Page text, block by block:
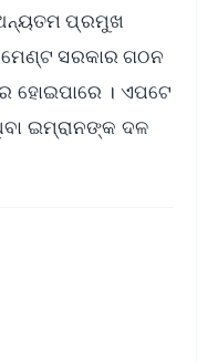
ଅନ୍ୟତମ ପ୍ରମୁଖ
ମେଣ୍ଟ ସରକାର ଗଠନ
। ଏପଟେ
ଇମ୍ରାନଙ୍କ ଦଳ